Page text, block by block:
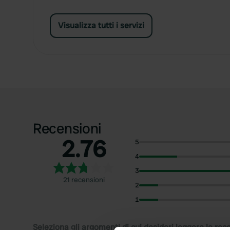
Visualizza tutti i servizi
Recensioni
2.76
21 recensioni
5
4
3
2
1
Seleziona gli argomenti di cui desideri leggere le